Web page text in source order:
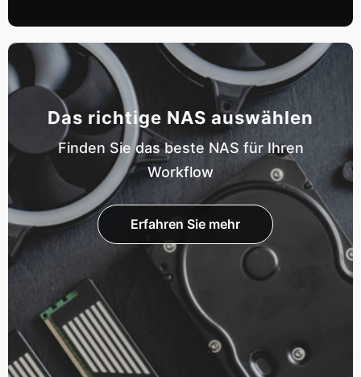
Das richtige NAS auswählen
Finden Sie das beste NAS für Ihren
Workflow
Erfahren Sie mehr